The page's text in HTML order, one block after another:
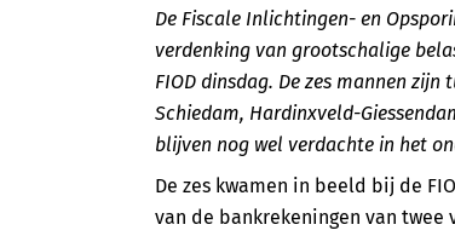
De Fiscale Inlichtingen- en
verdenking van grootschalige
FIOD dinsdag. De zes mannen
Schiedam, Hardinxveld-
blijven nog wel verdachte in het
De zes kwamen in beeld bij de
van de bankrekeningen van